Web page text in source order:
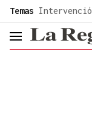
common.go-to-content
Temas
header.menu.open